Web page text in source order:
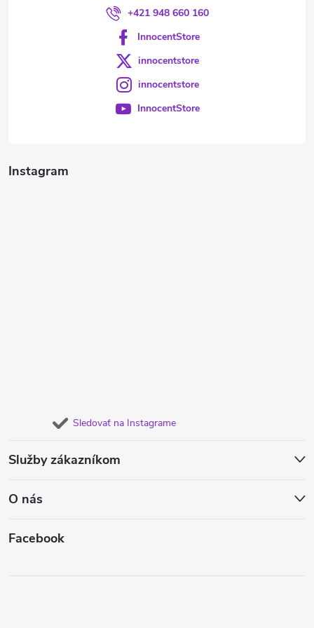
Instagram
Sledovať na Instagrame
Služby zákazníkom
O nás
Facebook
+421 948 660 160
InnocentStore
innocentstore
innocentstore
InnocentStore